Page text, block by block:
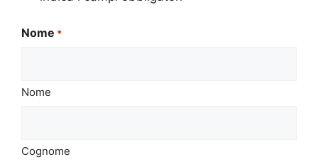
Nome *
Nome
Cognome